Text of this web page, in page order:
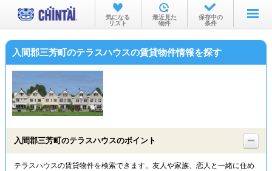
お部屋を探す
沿線・駅から
物件特集から
気になる
リスト
最近見た
物件
保存中の
条件
入間郡三芳町のテラスハウスの賃貸物件情報を探す
入間郡三芳町のテラスハウスのポイント
テラスハウスの賃貸物件を検索できます。友人や家族、恋人と一緒に住め